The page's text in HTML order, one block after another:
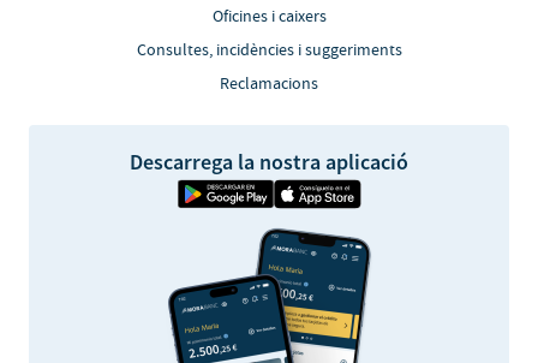
Oficines i caixers
Consultes, incidències i suggeriments
Reclamacions
Descarrega la nostra aplicació